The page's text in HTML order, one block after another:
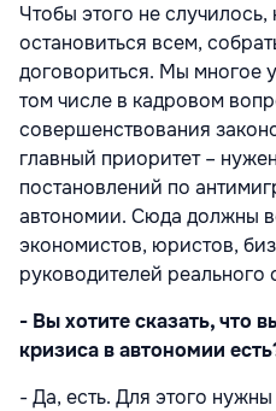
Чтобы этого не
остановиться всем,
договориться. Мы многое
том числе в кадровом
совершенствования
главный приоритет –
постановлений по
автономии. Сюда должны
экономистов, юристов,
руководителей реального
- Вы хотите сказать, что
кризиса в автономии
- Да, есть. Для этого